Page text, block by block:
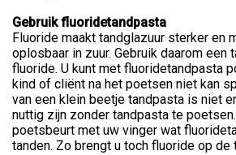
Gebruik fluoridetandpasta
Fluoride maakt tandglazuur sterker en
oplosbaar in zuur. Gebruik daarom een
fluoride. U kunt met fluoridetandpasta
kind of cliënt na het poetsen niet kan
van een klein beetje tandpasta is niet
nuttig zijn zonder tandpasta te
poetsbeurt met uw vinger wat
tanden. Zo brengt u toch fluoride op de